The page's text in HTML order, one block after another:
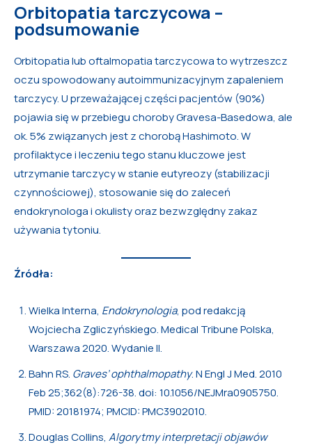
Orbitopatia tarczycowa –
podsumowanie
Orbitopatia lub oftalmopatia tarczycowa to wytrzeszcz
oczu spowodowany autoimmunizacyjnym zapaleniem
tarczycy. U przeważającej części pacjentów (90%)
pojawia się w przebiegu choroby Gravesa-Basedowa, ale
ok. 5% związanych jest z chorobą Hashimoto. W
profilaktyce i leczeniu tego stanu kluczowe jest
utrzymanie tarczycy w stanie eutyreozy (stabilizacji
czynnościowej), stosowanie się do zaleceń
endokrynologa i okulisty oraz bezwzględny zakaz
używania tytoniu.
Źródła:
Wielka Interna, Endokrynologia, pod redakcją
Wojciecha Zgliczyńskiego. Medical Tribune Polska,
Warszawa 2020. Wydanie II.
Bahn RS. Graves’ ophthalmopathy. N Engl J Med. 2010
Feb 25;362(8):726-38. doi: 10.1056/NEJMra0905750.
PMID: 20181974; PMCID: PMC3902010.
Douglas Collins, Algorytmy interpretacji objawów